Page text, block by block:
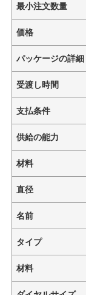
最小注文数量
価格
パッケージの詳細
受渡し時間
支払条件
供給の能力
材料
直径
名前
タイプ
材料